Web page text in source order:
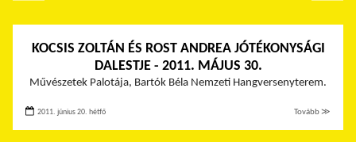
KOCSIS ZOLTÁN ÉS ROST ANDREA JÓTÉKONYSÁGI
DALESTJE - 2011. MÁJUS 30.
Művészetek Palotája, Bartók Béla Nemzeti Hangversenyterem.
2011. június 20. hétfő Tovább ≫